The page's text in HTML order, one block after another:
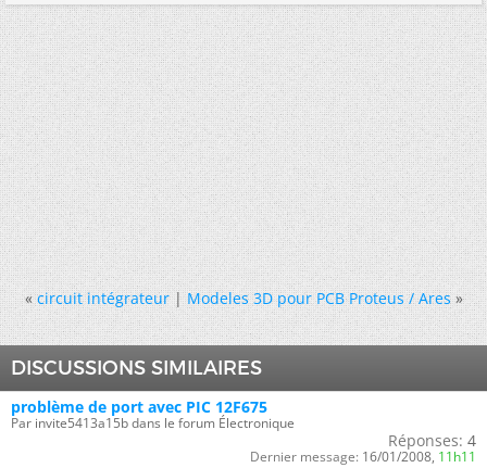
« circuit intégrateur|Modeles 3D pour PCB Proteus / Ares »
DISCUSSIONS SIMILAIRES
problème de port avec PIC 12F675
Par invite5413a15b dans le forum Électronique
Réponses: 4
Dernier message: 16/01/2008, 11h11